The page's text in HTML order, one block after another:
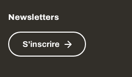
Newsletters
S'inscrire